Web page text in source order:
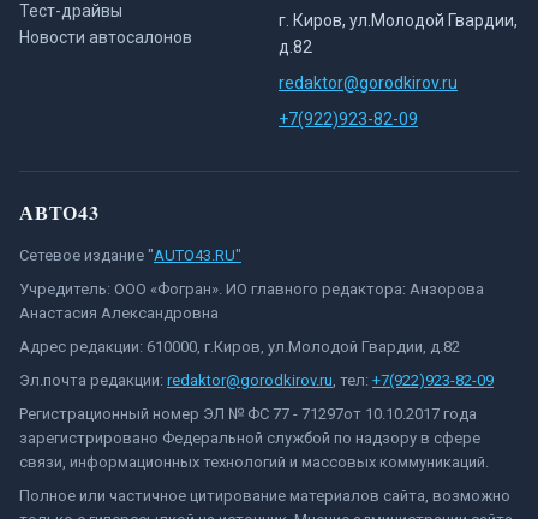
Тест-драйвы
Новости автосалонов
г. Киров, ул.Молодой Гвардии,
д.82
redaktor@gorodkirov.ru
+7(922)923-82-09
АВТО43
Сетевое издание "AUTO43.RU"
Учредитель: ООО «Фогран». ИО главного редактора: Анзорова
Анастасия Александровна
Адрес редакции: 610000, г.Киров, ул.Молодой Гвардии, д.82
Эл.почта редакции: redaktor@gorodkirov.ru, тел: +7(922)923-82-09
Регистрационный номер ЭЛ № ФС 77 - 71297от 10.10.2017 года
зарегистрировано Федеральной службой по надзору в сфере
связи, информационных технологий и массовых коммуникаций.
Полное или частичное цитирование материалов сайта, возможно